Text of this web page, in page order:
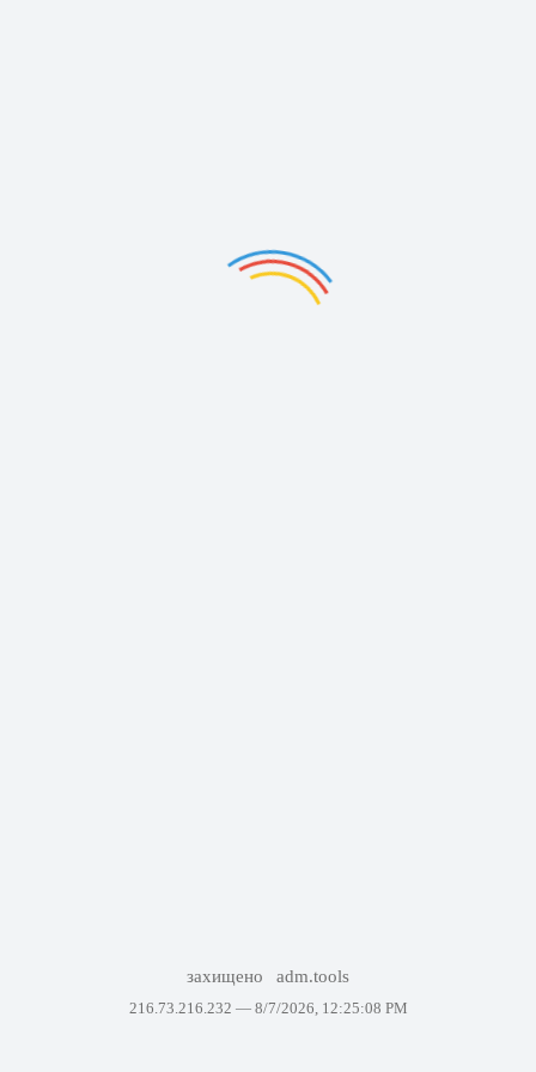
захищено adm.tools
216.73.216.232 — 8/7/2026, 12:25:08 PM